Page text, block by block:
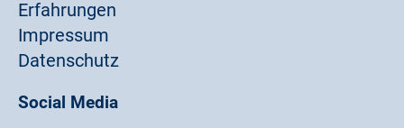
Erfahrungen
Impressum
Datenschutz
Social Media